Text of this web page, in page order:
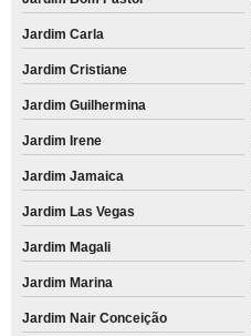
Jardim Carla
Jardim Cristiane
Jardim Guilhermina
Jardim Irene
Jardim Jamaica
Jardim Las Vegas
Jardim Magali
Jardim Marina
Jardim Nair Conceição